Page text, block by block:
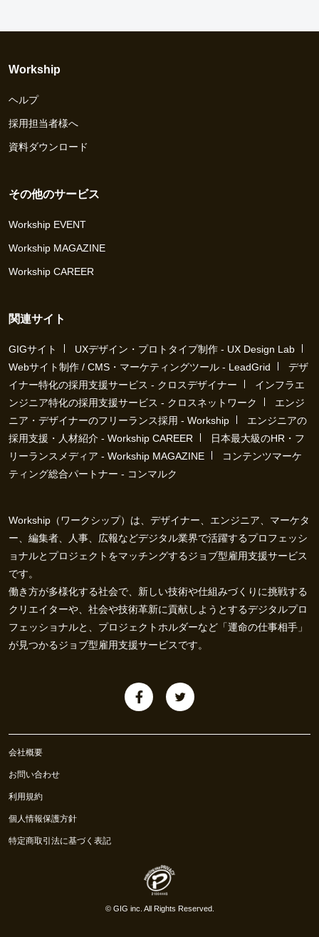
Workship
ヘルプ
採用担当者様へ
資料ダウンロード
その他のサービス
Workship EVENT
Workship MAGAZINE
Workship CAREER
関連サイト
GIGサイト
UXデザイン・プロトタイプ制作 - UX Design Lab
Webサイト制作 / CMS・マーケティングツール - LeadGrid
デザ
イナー特化の採用支援サービス - クロスデザイナー
インフラエ
ンジニア特化の採用支援サービス - クロスネットワーク
エンジ
ニア・デザイナーのフリーランス採用 - Workship
エンジニアの
採用支援・人材紹介 - Workship CAREER
日本最大級のHR・フ
リーランスメディア - Workship MAGAZINE
コンテンツマーケ
ティング総合パートナー - コンマルク
Workship（ワークシップ）は、デザイナー、エンジニア、マーケタ
ー、編集者、人事、広報などデジタル業界で活躍するプロフェッシ
ョナルとプロジェクトをマッチングするジョブ型雇用支援サービス
です。
働き方が多様化する社会で、新しい技術や仕組みづくりに挑戦する
クリエイターや、社会や技術革新に貢献しようとするデジタルプロ
フェッショナルと、プロジェクトホルダーなど「運命の仕事相手」
が見つかるジョブ型雇用支援サービスです。
会社概要
お問い合わせ
利用規約
個人情報保護方針
特定商取引法に基づく表記
© GIG inc. All Rights Reserved.